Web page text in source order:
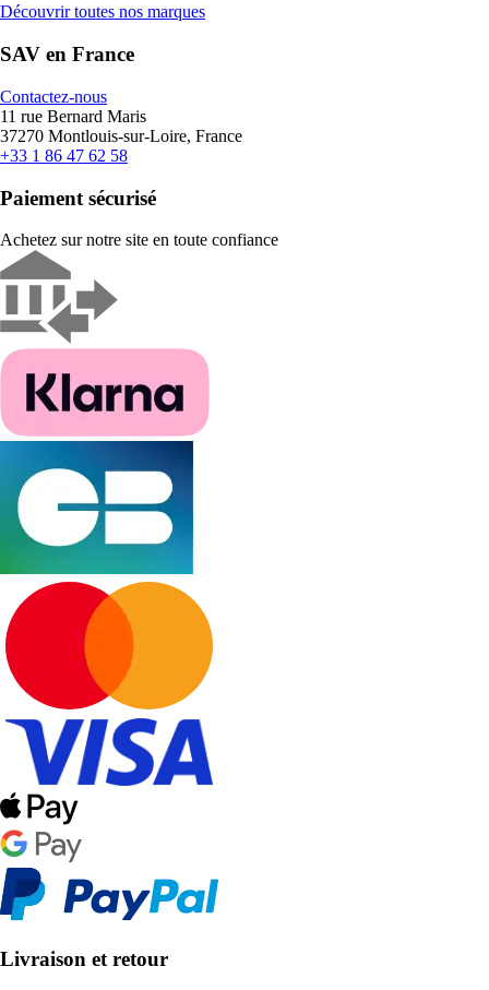
Découvrir toutes nos marques
SAV en France
Contactez-nous
11 rue Bernard Maris
37270 Montlouis-sur-Loire, France
+33 1 86 47 62 58
Paiement sécurisé
Achetez sur notre site en toute confiance
Livraison et retour